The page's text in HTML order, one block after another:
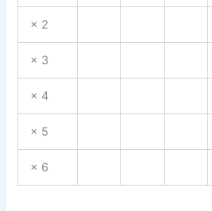
× 2
× 3
× 4
× 5
× 6